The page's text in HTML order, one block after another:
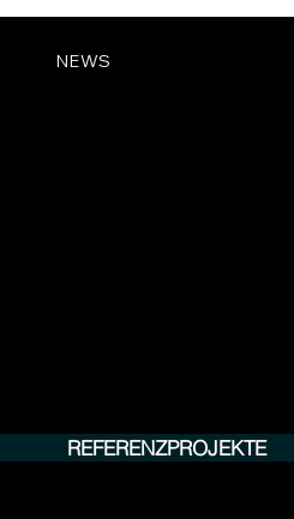
NEWS
REFERENZPROJEKTE